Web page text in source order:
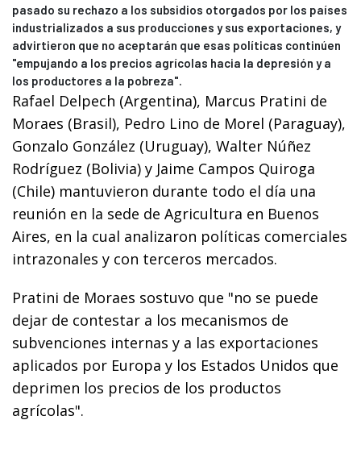
pasado su rechazo a los subsidios otorgados por los países
industrializados a sus producciones y sus exportaciones, y
advirtieron que no aceptarán que esas políticas continúen
"empujando a los precios agrícolas hacia la depresión y a
los productores a la pobreza".
Rafael Delpech (Argentina), Marcus Pratini de
Moraes (Brasil), Pedro Lino de Morel (Paraguay),
Gonzalo González (Uruguay), Walter Núñez
Rodríguez (Bolivia) y Jaime Campos Quiroga
(Chile) mantuvieron durante todo el día una
reunión en la sede de Agricultura en Buenos
Aires, en la cual analizaron políticas comerciales
intrazonales y con terceros mercados.
Pratini de Moraes sostuvo que "no se puede
dejar de contestar a los mecanismos de
subvenciones internas y a las exportaciones
aplicados por Europa y los Estados Unidos que
deprimen los precios de los productos
agrícolas".